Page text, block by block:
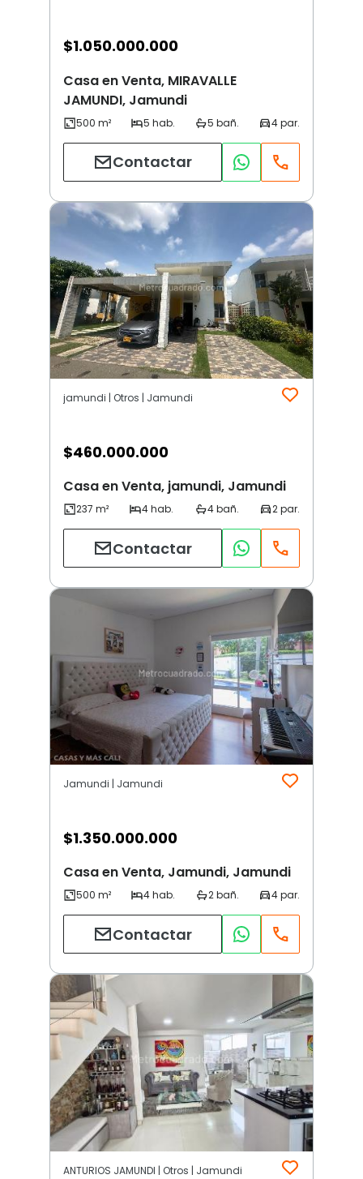
$1.050.000.000
Casa en Venta, MIRAVALLE
JAMUNDI, Jamundi
Contactar
jamundi | Otros | Jamundi
$460.000.000
Casa en Venta, jamundi, Jamundi
Contactar
Jamundi | Jamundi
$1.350.000.000
Casa en Venta, Jamundi, Jamundi
Contactar
ANTURIOS JAMUNDI | Otros | Jamundi